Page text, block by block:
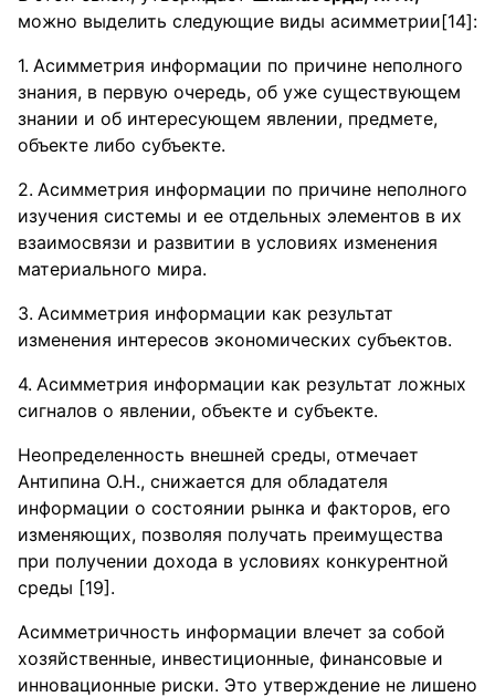
можно выделить следующие виды асимметрии[14]:
Асимметрия информации по причине неполного
знания, в первую очередь, об уже существующем
знании и об интересующем явлении, предмете,
объекте либо субъекте.
Асимметрия информации по причине неполного
изучения системы и ее отдельных элементов в их
взаимосвязи и развитии в условиях изменения
материального мира.
Асимметрия информации как результат
изменения интересов экономических субъектов.
Асимметрия информации как результат ложных
сигналов о явлении, объекте и субъекте.
Неопределенность внешней среды, отмечает
Антипина О.Н., снижается для обладателя
информации о состоянии рынка и факторов, его
изменяющих, позволяя получать преимущества
при получении дохода в условиях конкурентной
среды [19].
Асимметричность информации влечет за собой
хозяйственные, инвестиционные, финансовые и
инновационные риски. Это утверждение не лишено